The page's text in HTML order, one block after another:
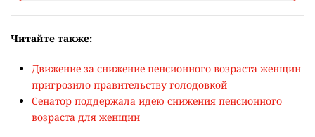
Читайте также:
Движение за снижение пенсионного возраста женщин
пригрозило правительству голодовкой
Сенатор поддержала идею снижения пенсионного
возраста для женщин